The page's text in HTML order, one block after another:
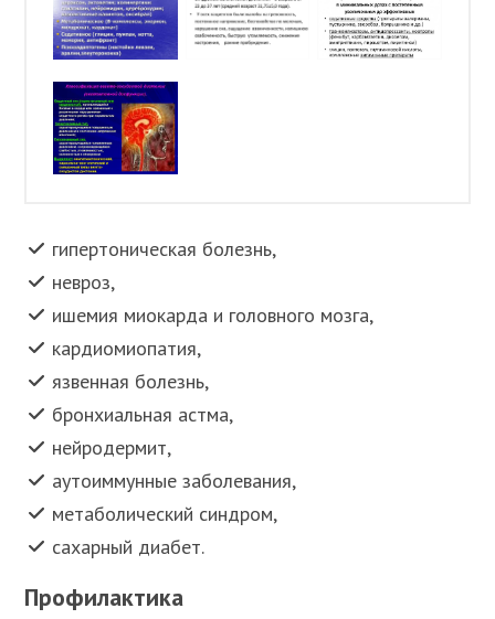
гипертоническая болезнь,
невроз,
ишемия миокарда и головного мозга,
кардиомиопатия,
язвенная болезнь,
бронхиальная астма,
нейродермит,
аутоиммунные заболевания,
метаболический синдром,
сахарный диабет.
Профилактика